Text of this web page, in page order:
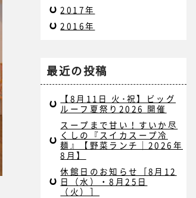
2017年
2016年
最近の投稿
【8月11日 火･祝】ビッグ
ルーフ夏祭り2026 開催
スープまで甘い！すいか尽
くしの『スイカスープ冷
麺』【野菜ランチ｜2026年
8月】
休館日のお知らせ［8月12
日（水）・8月25日
（火）］